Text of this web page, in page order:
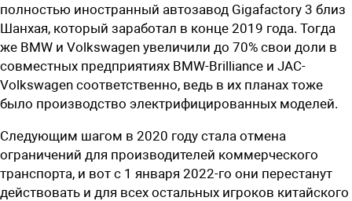
полностью иностранный автозавод Gigafactory 3 близ
Шанхая, который заработал в конце 2019 года. Тогда
же BMW и Volkswagen увеличили до 70% свои доли в
совместных предприятиях BMW-Brilliance и JAC-
Volkswagen соответственно, ведь в их планах тоже
было производство электрифицированных моделей.
Следующим шагом в 2020 году стала отмена
ограничений для производителей коммерческого
транспорта, и вот с 1 января 2022-го они перестанут
действовать и для всех остальных игроков китайского